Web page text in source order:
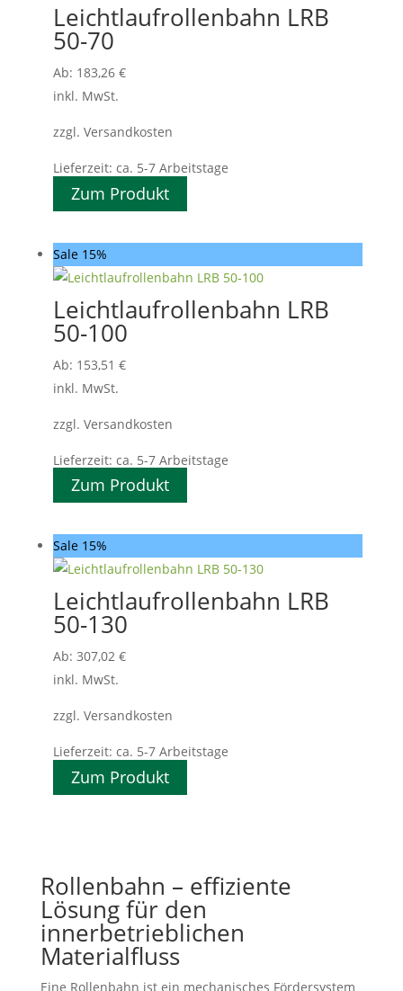
Leichtlaufrollenbahn LRB
50-70
Ab: 183,26 €
inkl. MwSt.
zzgl. Versandkosten
Lieferzeit: ca. 5-7 Arbeitstage
Zum Produkt
Sale 15%
Leichtlaufrollenbahn LRB
50-100
Ab: 153,51 €
inkl. MwSt.
zzgl. Versandkosten
Lieferzeit: ca. 5-7 Arbeitstage
Zum Produkt
Sale 15%
Leichtlaufrollenbahn LRB
50-130
Ab: 307,02 €
inkl. MwSt.
zzgl. Versandkosten
Lieferzeit: ca. 5-7 Arbeitstage
Zum Produkt
Rollenbahn – effiziente
Lösung für den
innerbetrieblichen
Materialfluss
Eine Rollenbahn ist ein mechanisches Fördersystem